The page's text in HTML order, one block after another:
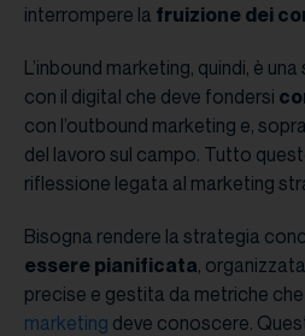
interrompere la fruizione dei
L’inbound marketing, quindi, è
con il digital che deve fondersi
con l’outbound marketing e,
del lavoro sul campo. Tutto
riflessione legata al marketing
Bisogna rendere la strategia
essere pianificata,
precise e gestita da metriche che
marketing deve conoscere.